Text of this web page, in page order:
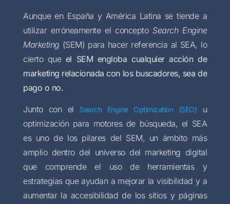
Aunque en España y América Latina se tiende a
utilizar erróneamente el concepto Search Engine
Marketing (SEM) para hacer referencia al SEA, lo
cierto que el SEM engloba cualquier acción de
marketing relacionada con los buscadores, sea de
pago o no.
Junto con el Search Engine Optimization (SEO) u
optimización para motores de búsqueda, el SEA
es uno de los pilares del SEM, un ámbito más
amplio dentro del universo del marketing digital
que comprende el uso de herramientas y
estrategias que ayudan a mejorar la visibilidad y a
aumentar la accesibilidad de los sitios y páginas